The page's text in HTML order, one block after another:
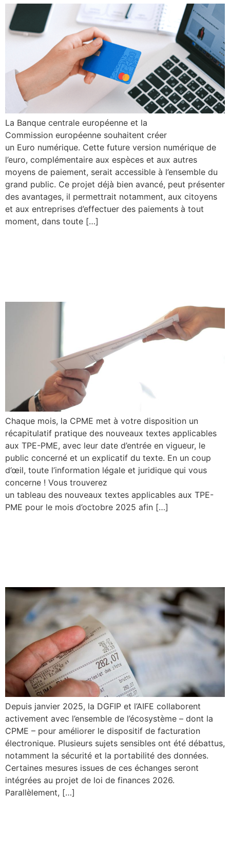
La Banque centrale européenne et la
Commission européenne souhaitent créer
un Euro numérique. Cette future version numérique de
l’euro, complémentaire aux espèces et aux autres
moyens de paiement, serait accessible à l’ensemble du
grand public. Ce projet déjà bien avancé, peut présenter
des avantages, il permettrait notamment, aux citoyens
et aux entreprises d’effectuer des paiements à tout
moment, dans toute […]
Chaque mois, la CPME met à votre disposition un
récapitulatif pratique des nouveaux textes applicables
aux TPE-PME, avec leur date d’entrée en vigueur, le
public concerné et un explicatif du texte. En un coup
d’œil, toute l’information légale et juridique qui vous
concerne ! Vous trouverez
un tableau des nouveaux textes applicables aux TPE-
PME pour le mois d’octobre 2025 afin […]
Depuis janvier 2025, la DGFIP et l’AIFE collaborent
activement avec l’ensemble de l’écosystème – dont la
CPME – pour améliorer le dispositif de facturation
électronique. Plusieurs sujets sensibles ont été débattus,
notamment la sécurité et la portabilité des données.
Certaines mesures issues de ces échanges seront
intégrées au projet de loi de finances 2026.
Parallèlement, […]